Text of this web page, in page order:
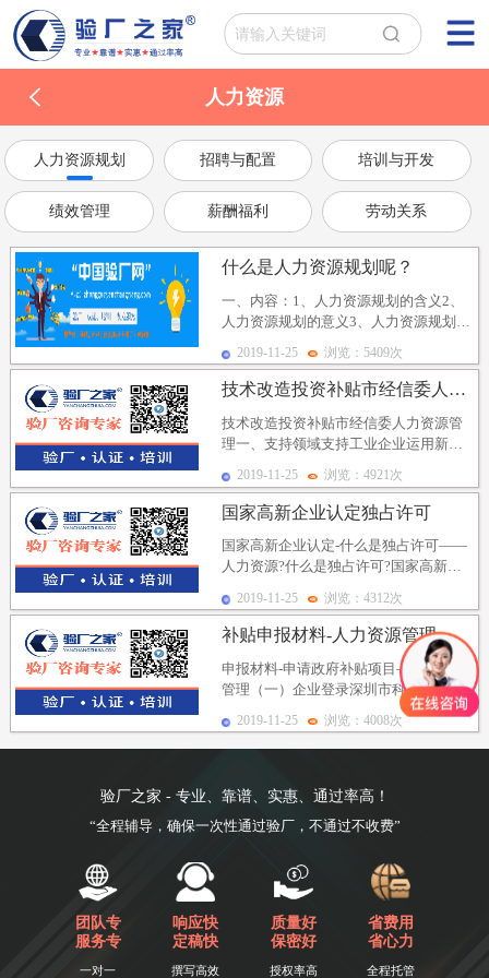
人力资源
人力资源规划 招聘与配置 培训与开发
绩效管理 薪酬福利 劳动关系
什么是人力资源规划呢？
一、内容：1、人力资源规划的含义2、
人力资源规划的意义3、人力资源规划的
如何制定人力...
2019-11-25 浏览：5409次
技术改造投资补贴市经信委人力资源管理
技术改造投资补贴市经信委人力资源管
理一、支持领域支持工业企业运用新技
施、工艺条件及生产...
2019-11-25 浏览：4921次
国家高新企业认定独占许可
国家高新企业认定-什么是独占许可——
人力资源?什么是独占许可?国家高新企
的范畴。技术转...
2019-11-25 浏览：4312次
补贴申报材料-人力资源管理
申报材料-申请政府补贴项目—人力资源
管理（一）企业登录深圳市科技业务管
理系统在线填报，按要求填报有关材料
并完成提交，提供...
2019-11-25 浏览：4008次
验厂之家 - 专业、靠谱、实惠、通过率高！
“全程辅导，确保一次性通过验厂，不通过不收费”
团队专
服务专
一对一
响应快
定稿快
撰写高效
质量好
保密好
授权率高
省费用
省心力
全程托管